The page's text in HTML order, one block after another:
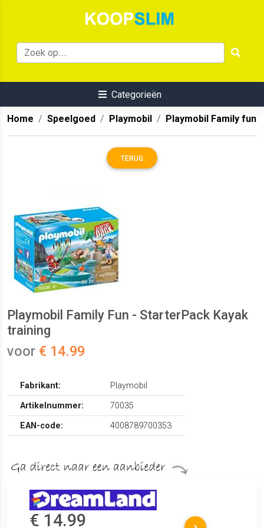
Categorieën
Home Speelgoed Playmobil Playmobil Family fun
TERUG
Playmobil Family Fun - StarterPack Kayak
training
voor € 14.99
Fabrikant:
Playmobil
Artikelnummer:
70035
EAN-code:
4008789700353
€ 14.99